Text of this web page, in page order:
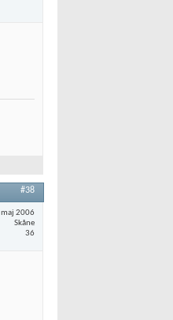
#38
maj 2006
Skåne
36